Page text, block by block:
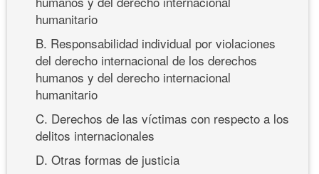
humanitario
B. Responsabilidad individual por violaciones
del derecho internacional de los derechos
humanos y del derecho internacional
humanitario
C. Derechos de las víctimas con respecto a los
delitos internacionales
D. Otras formas de justicia